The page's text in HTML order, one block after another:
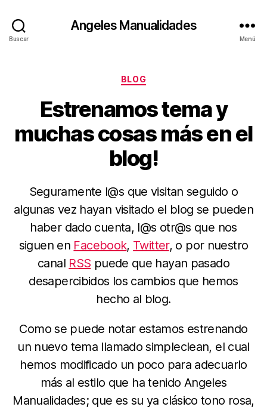
Buscar
Angeles Manualidades
Menú
Categorías
BLOG
Estrenamos tema y
muchas cosas más en el
blog!
Seguramente l@s que visitan seguido o
algunas vez hayan visitado el blog se pueden
haber dado cuenta, l@s otr@s que nos
siguen en Facebook, Twitter, o por nuestro
canal RSS puede que hayan pasado
desapercibidos los cambios que hemos
hecho al blog.
Como se puede notar estamos estrenando
un nuevo tema llamado simpleclean, el cual
hemos modificado un poco para adecuarlo
más al estilo que ha tenido Angeles
Manualidades; que es su ya clásico tono rosa,